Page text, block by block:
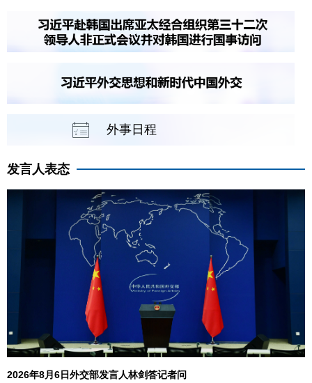
外事日程
发言人表态
2026年8月6日外交部发言人林剑答记者问